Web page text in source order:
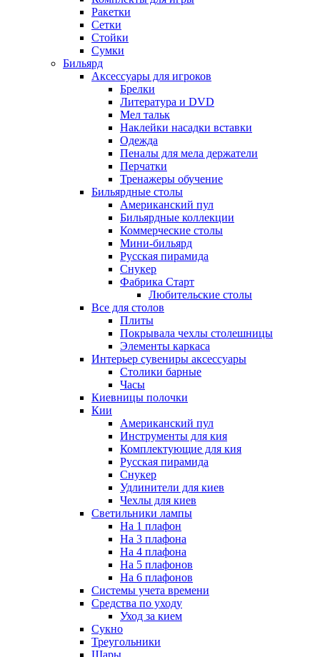
Ракетки
Сетки
Стойки
Сумки
Бильярд
Аксессуары для игроков
Брелки
Литература и DVD
Мел тальк
Наклейки насадки вставки
Одежда
Пеналы для мела держатели
Перчатки
Тренажеры обучение
Бильярдные столы
Американский пул
Бильярдные коллекции
Коммерческие столы
Мини-бильярд
Русская пирамида
Снукер
Фабрика Старт
Любительские столы
Все для столов
Плиты
Покрывала чехлы столешницы
Элементы каркаса
Интерьер сувениры аксессуары
Столики барные
Часы
Киевницы полочки
Кии
Американский пул
Инструменты для кия
Комплектующие для кия
Русская пирамида
Снукер
Удлинители для киев
Чехлы для киев
Светильники лампы
На 1 плафон
На 3 плафона
На 4 плафона
На 5 плафонов
На 6 плафонов
Системы учета времени
Средства по уходу
Уход за кием
Сукно
Треугольники
Шары